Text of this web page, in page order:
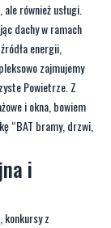
również usługi.
dachy w ramach
energii,
zajmujemy
Powietrze. Z
i okna, bowiem
“BAT bramy, drzwi,
i
konkursy z